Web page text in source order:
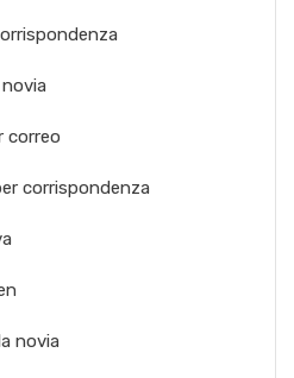
correo
corrispondenza
novia